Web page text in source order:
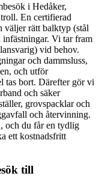
i Hedåker,
En certifierad
väljer rätt balktyp (stål
infästningar. Vi tar fram
vid behov.
och dammsluss,
och utför
tas bort. Därefter gör vi
och säker
grovspacklar och
och återvinning.
och du får en tydlig
ett kostnadsfritt
till